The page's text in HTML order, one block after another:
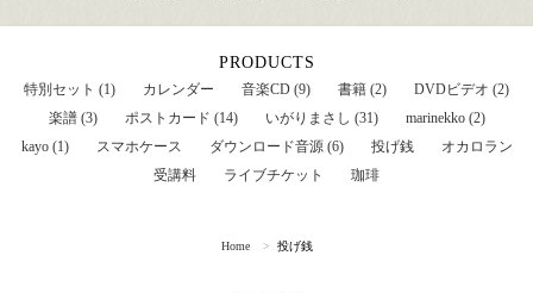
PRODUCTS
特別セット (1) カレンダー 音楽CD (9) 書籍 (2)
DVDビデオ (2)
楽譜 (3)
ポストカード (14) いがりまさし (31)
marinekko (2)
kayo (1)
スマホケース ダウンロード音源 (6) 投げ銭
オカロラン
受講料
ライブチケット 珈琲
Home 投げ銭